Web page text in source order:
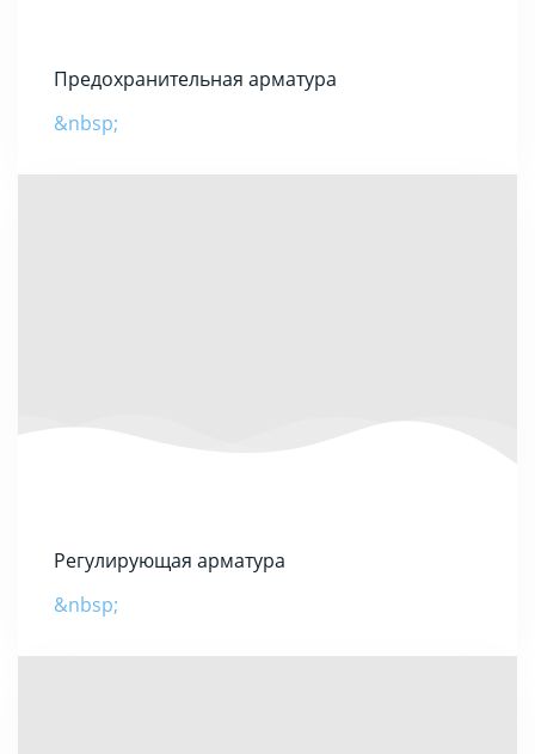
Предохранительная арматура
&nbsp;
Регулирующая арматура
&nbsp;